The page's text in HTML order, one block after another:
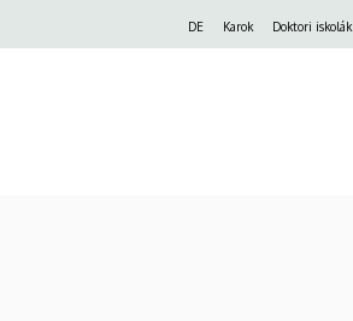
DE Karok Doktori iskolák